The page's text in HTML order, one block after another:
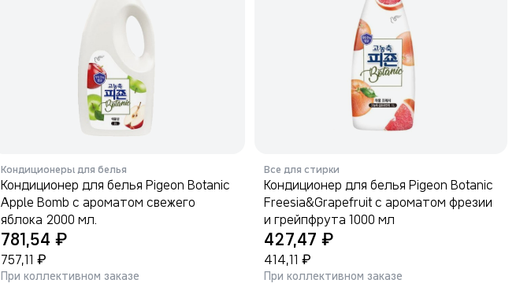
Кондиционеры для белья
Кондиционер для белья Pigeon Botanic
Apple Bomb с ароматом свежего
яблока 2000 мл.
781,54₽
757,11₽
При коллективном заказе
Все для стирки
Кондиционер для белья Pigeon Botanic
Freesia&Grapefruit с ароматом фрезии
и грейпфрута 1000 мл
427,47 ₽
414,11 ₽
При коллективном заказе